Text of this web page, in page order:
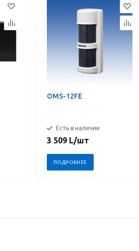
OMS-12FE
Есть в наличии
3 509 L/шт
ПОДРОБНЕЕ